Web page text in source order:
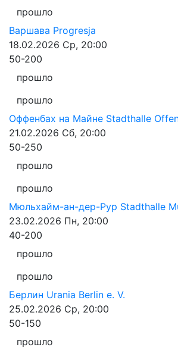
прошло
Варшава Progresja
18.02.2026 Ср, 20:00
50-200
прошло
прошло
Оффенбах на Майне Stadthalle
21.02.2026 Сб, 20:00
50-250
прошло
прошло
Мюльхайм-ан-дер-Рур Stadthalle
23.02.2026 Пн, 20:00
40-200
прошло
прошло
Берлин Urania Berlin e. V.
25.02.2026 Ср, 20:00
50-150
прошло